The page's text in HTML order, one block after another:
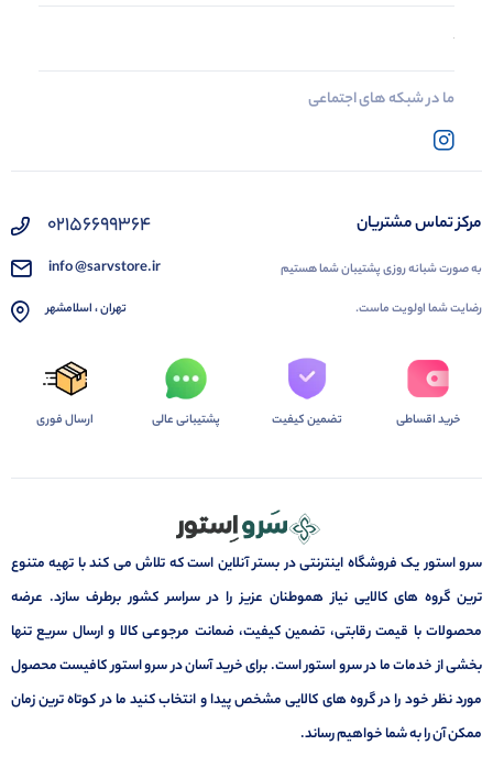
ما در شبکه های اجتماعی
مرکز تماس مشتریان
به صورت شبانه روزی پشتیبان شما هستیم
رضایت شما اولویت ماست.
02156699364
info @sarvstore.ir
تهران ، اسلامشهر
خرید اقساطی تضمین کیفیت پشتیبانی عالی ارسال فوری
سرو استور یک فروشگاه اینترنتی در بستر آنلاین است که تلاش می کند با تهیه متنوع
ترین گروه های کالایی نیاز هموطنان عزیز را در سراسر کشور برطرف سازد. عرضه
محصولات با قیمت رقابتی، تضمین کیفیت، ضمانت مرجوعی کالا و ارسال سریع تنها
بخشی از خدمات ما در سرو استور است. برای خرید آسان در سرو استور کافیست محصول
مورد نظر خود را در گروه های کالایی مشخص پیدا و انتخاب کنید ما در کوتاه ترین زمان
ممکن آن را به شما خواهیم رساند.